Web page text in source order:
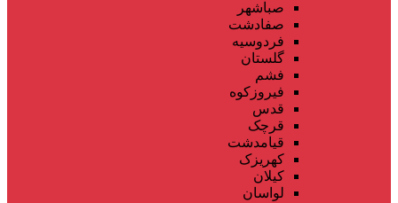
صباشهر
صفادشت
فردوسیه
گلستان
فشم
فیروزکوه
قدس
قرچک
قیامدشت
کهریزک
کیلان
لواسان